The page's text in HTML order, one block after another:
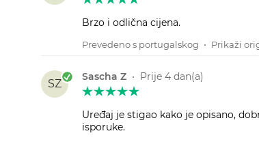
Brzo i odlična cijena.
Prevedeno s portugalskog • Prikaži
SZ
Sascha Z • Prije 4 dan(a)
Uređaj je stigao kako je opisano,
isporuke.